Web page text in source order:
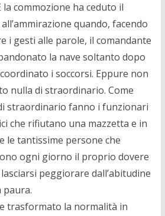
la commozione ha ceduto il
quando, facendo
i gesti alle parole, il comandante
la nave soltanto dopo
i soccorsi. Eppure non
nulla di straordinario. Come
straordinario fanno i funzionari
che rifiutano una mazzetta e in
le tantissime persone che
ogni giorno il proprio dovere
peggiorare dall’abitudine
paura.
trasformato la normalità in